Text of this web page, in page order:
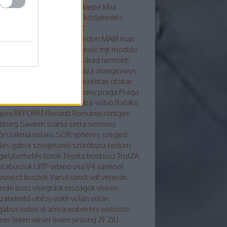
karsan kiepe kína
közlekedés
LAZ
london MABI man
miskolc mjt modulo
Nagyvárad nemzeti
nyíregyháza orangeways
Orosz busznevezéktan otokar
Pozsony praga Prága
Rába-LISTRába-MVGrába-volvo Rafako
REFORM Renault Románia röntgen
Saviem scania setra siemens
solaris SOR spheros szeged
gábor szovjetunió szűrőbusz tedom
törökToyota trolibusz TrolZA
UITP urbino usa V4 vanhool
buszokVarsó vasút vdlveterán
busz visegrádi országokviseon
vitézyvoith volán volan
volvo vt arriva waberers webasto
linien winier linien yinlong ZF ZiU